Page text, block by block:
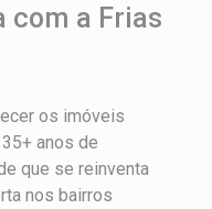
com a Frias
os imóveis
anos de
que se reinventa
nos bairros